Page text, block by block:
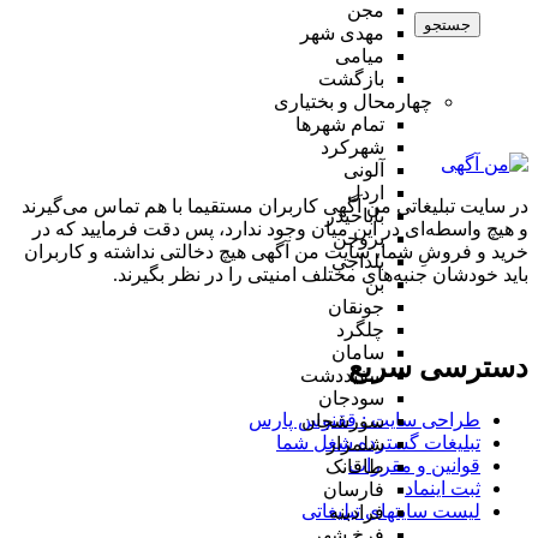
مجن
مهدی شهر
میامی
بازگشت
چهارمحال و بختیاری
تمام شهر‌ها
شهرکرد
آلونی
اردل
باباحیدر
بروجن
بلداجی
بن
جونقان
چلگرد
سامان
سفیددشت
سودجان
سورشجان
شلمزار
طاقانک
فارسان
فرادبنه
جستجو
در سایت تبلیغاتی من آگهی کاربران مستقیما با هم تماس می‌گیرند
و هیچ واسطه‌ای در این میان وجود ندارد، پس دقت فرمایید که در
خرید و فروشِ شما، سایت من آگهی هیچ دخالتی نداشته و کاربران
باید خودشان جنبه‌های مختلف امنیتی را در نظر بگیرند.
دسترسی سریع
طراحی سایت :‌ ققنوس پارس
تبلیغات گسترده شغل شما
قوانین و مقررات
ثبت اینماد
لیست سایتهای تبلیغاتی